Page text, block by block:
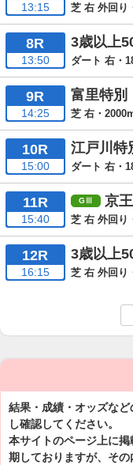
13:15 芝 右 外回り
8R
13:50
3歳以上
ダート 右・
9R
14:25
富里特別
芝 右・
10R
15:00
江戸川特
ダート 右・
11R
15:40
京
芝 右 外回り
12R
16:15
3歳以上
芝 右 外回り
結果・成績・オッズな
し確認してください。
本サイトのページ上に
期しておりますが、そ